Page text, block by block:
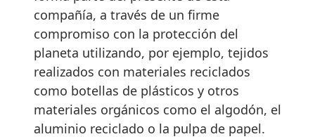
compañía, a través de un firme
compromiso con la protección del
planeta utilizando, por ejemplo, tejidos
realizados con materiales reciclados
como botellas de plásticos y otros
materiales orgánicos como el algodón, el
aluminio reciclado o la pulpa de papel.